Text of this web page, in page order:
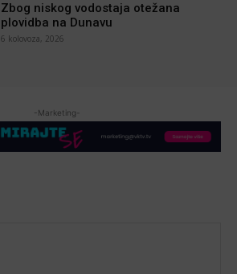
Zbog niskog vodostaja otežana
plovidba na Dunavu
6 kolovoza, 2026
-Marketing-